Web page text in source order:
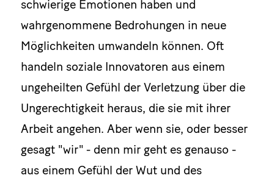
schwierige Emotionen haben und
wahrgenommene Bedrohungen in neue
Möglichkeiten umwandeln können. Oft
handeln soziale Innovatoren aus einem
ungeheilten Gefühl der Verletzung über die
Ungerechtigkeit heraus, die sie mit ihrer
Arbeit angehen. Aber wenn sie, oder besser
gesagt "wir" - denn mir geht es genauso -
aus einem Gefühl der Wut und des